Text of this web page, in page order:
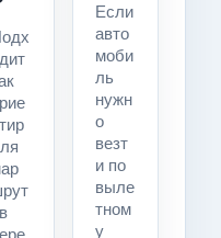
Если
авто
моби
ль
нужн
о
везт
и по
выле
тном
у